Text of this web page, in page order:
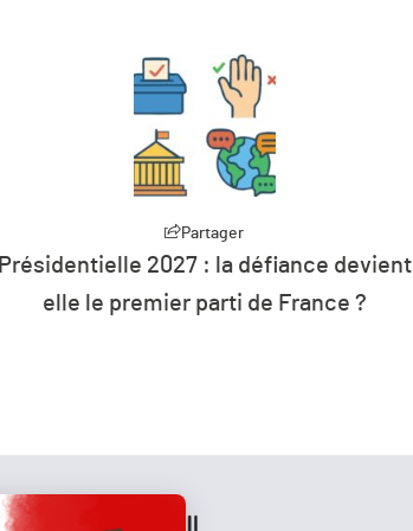
Partager
L’humanité vit désormais à crédit sur les
ressources de la planète